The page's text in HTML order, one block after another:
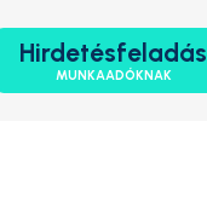
Hirdetésfeladás
MUNKAADÓKNAK